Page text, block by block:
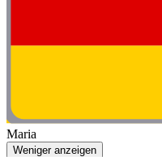
Maria
Weniger anzeigen